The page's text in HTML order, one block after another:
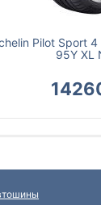
Pilot Sport
95Y XL